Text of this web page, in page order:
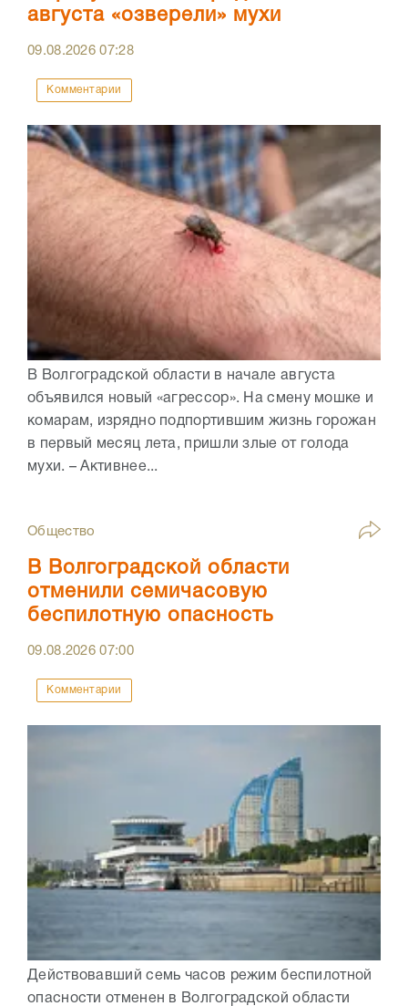
августа «озверели» мухи
09.08.202607:28
Комментарии
В Волгоградской области в начале августа
объявился новый «агрессор». На смену мошке и
комарам, изрядно подпортившим жизнь горожан
в первый месяц лета, пришли злые от голода
мухи. – Активнее...
Общество
В Волгоградской области
отменили семичасовую
беспилотную опасность
09.08.202607:00
Комментарии
Действовавший семь часов режим беспилотной
опасности отменен в Волгоградской области